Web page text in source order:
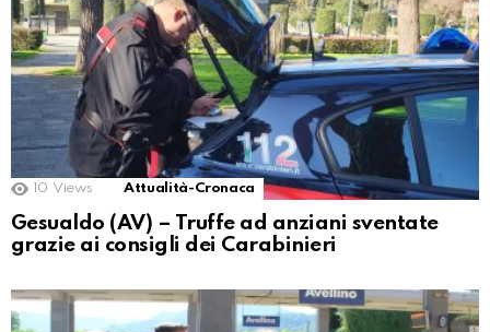
10 Views Attualità-Cronaca
Gesualdo (AV) – Truffe ad anziani sventate
grazie ai consigli dei Carabinieri